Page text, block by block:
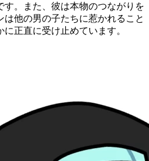
す。また、彼は本物のつながりを
は他の男の子たちに惹かれること
正直に受け止めています。